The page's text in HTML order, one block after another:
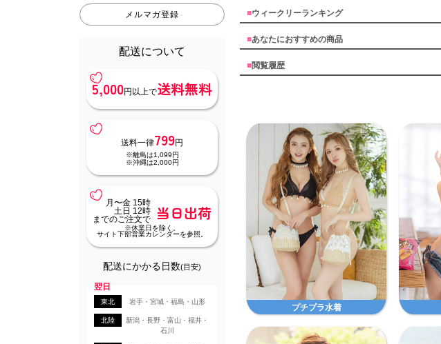
メルマガ登録
配送について
5,000円以上で送料無料
送料一律799円
※離島は1,099円
※沖縄は2,000円
月〜金 15時
土日 12時
までのご注文で
当日出荷
※休業日を除く。
サイト下部営業カレンダーを参照。
配送にかかる日数(目安)
翌日
東北 岩手・宮城・福島・山形
北陸
新潟・長野・富山・福井・
石川
■ウィークリーランキング
■あなたにおすすめの商品
■閲覧履歴
プチプラ水着